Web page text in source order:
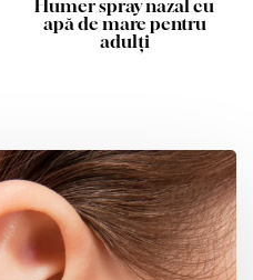
Humer spray nazal cu
apă de mare pentru
adulți